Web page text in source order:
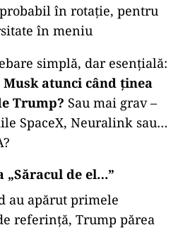
în rotație, pentru
în meniu
simplă, dar esențială:
atunci când ținea
Trump? Sau mai grav –
SpaceX, Neuralink sau…
„Săracul de el…”
au apărut primele
referință, Trump părea